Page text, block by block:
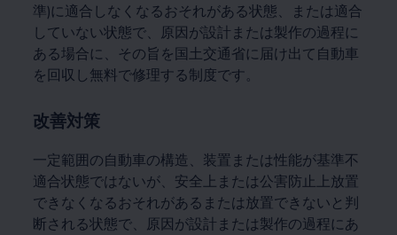
準)に適合しなくなるおそれがある状態、または適合
していない状態で、原因が設計または製作の過程に
ある場合に、その旨を国土交通省に届け出て自動車
を回収し無料で修理する制度です。
改善対策
一定範囲の自動車の構造、装置または性能が基準不
適合状態ではないが、安全上または公害防止上放置
できなくなるおそれがあるまたは放置できないと判
断される状態で、原因が設計または製作の過程にあ